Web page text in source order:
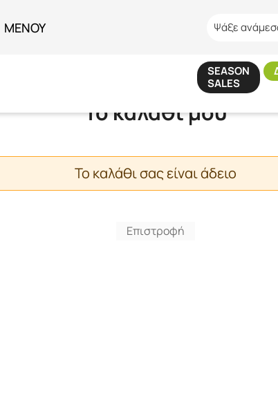
ΜΕΝΟΥ Ψάξε
SEASON
SALES
Το καλάθι μου
Το καλάθι σας είναι άδειο
Επιστροφή